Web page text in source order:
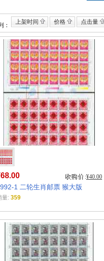
： 上架时间 价格 点击量
¥40.00
1 二轮生肖邮票 猴大版
量: 359